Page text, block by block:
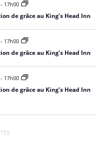
17h00
de grâce au King’s Head Inn
17h00
de grâce au King’s Head Inn
17h00
de grâce au King’s Head Inn